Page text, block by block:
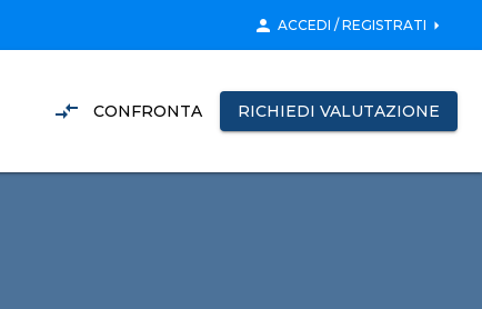
person ACCEDI / REGISTRATI arrow_right
compare_arrows CONFRONTA RICHIEDI VALUTAZIONE